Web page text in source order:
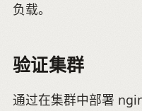
负载。
验证集群
通过在集群中部署